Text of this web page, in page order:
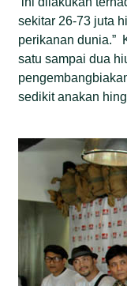
sekitar 26-73 juta
perikanan dunia.”
satu sampai dua
sedikit anakan